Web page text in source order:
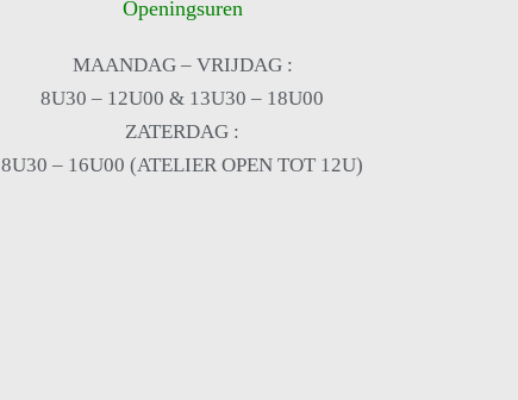
Openingsuren
MAANDAG – VRIJDAG :
8U30 – 12U00 & 13U30 – 18U00
ZATERDAG :
8U30 – 16U00 (ATELIER OPEN TOT 12U)